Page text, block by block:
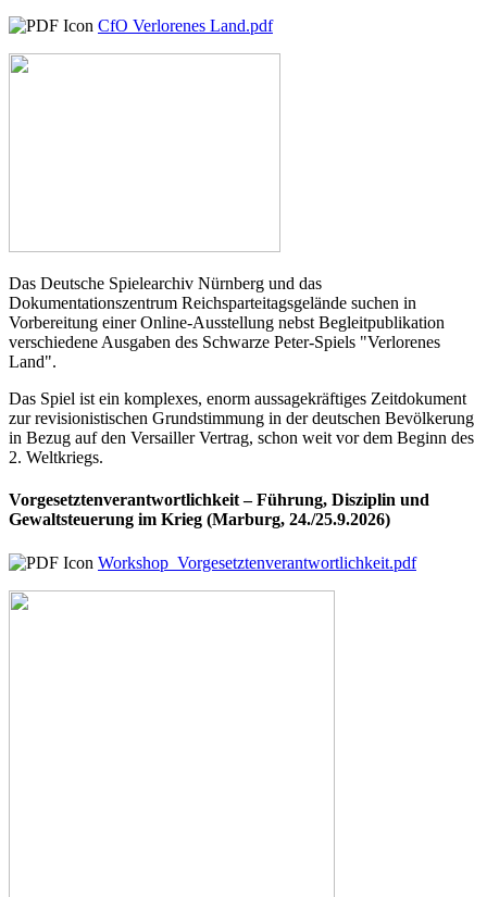
CfO Verlorenes Land.pdf
Das Deutsche Spielearchiv Nürnberg und das
Dokumentationszentrum Reichsparteitagsgelände suchen in
Vorbereitung einer Online-Ausstellung nebst Begleitpublikation
verschiedene Ausgaben des Schwarze Peter-Spiels "Verlorenes
Land".
Das Spiel ist ein komplexes, enorm aussagekräftiges Zeitdokument
zur revisionistischen Grundstimmung in der deutschen Bevölkerung
in Bezug auf den Versailler Vertrag, schon weit vor dem Beginn des
2. Weltkriegs.
Vorgesetztenverantwortlichkeit – Führung, Disziplin und
Gewaltsteuerung im Krieg (Marburg, 24./25.9.2026)
Workshop_Vorgesetztenverantwortlichkeit.pdf